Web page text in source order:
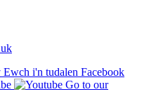
Ewch i'n tudalen Facebook
Go to our